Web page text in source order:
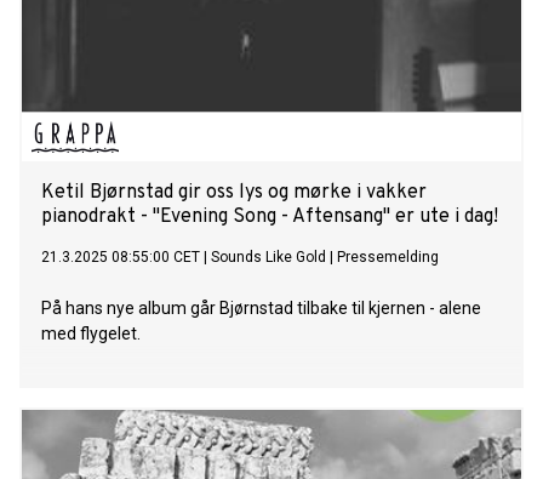
Ketil Bjørnstad gir oss lys og mørke i vakker
pianodrakt - "Evening Song - Aftensang" er ute i dag!
21.3.2025 08:55:00 CET Sounds Like Gold Pressemelding
På hans nye album går Bjørnstad tilbake til kjernen - alene
med flygelet.